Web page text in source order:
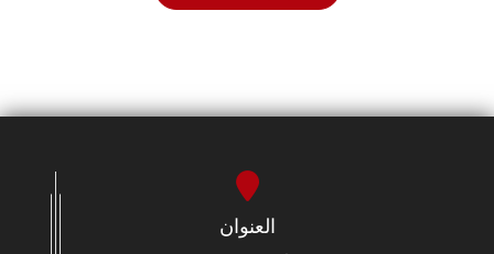
العنوان